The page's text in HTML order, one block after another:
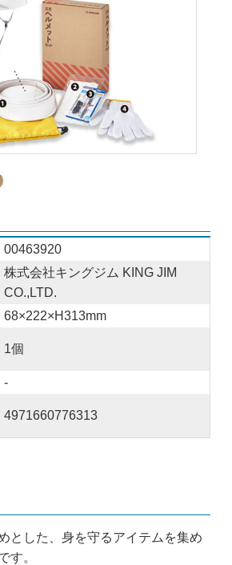
00463920
株式会社キングジム KING JIM
CO.,LTD.
68×222×H313mm
1個
-
4971660776313
とした、身を守るアイテムを集め
す。